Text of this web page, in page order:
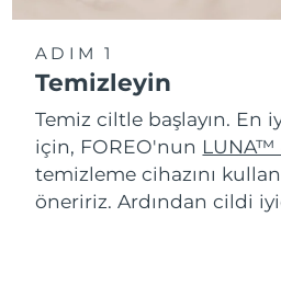
ADIM 1
Temizleyin
Temiz ciltle başlayın. En
için, FOREO'nun LUNA™
temizleme cihazını
öneririz. Ardından cildi